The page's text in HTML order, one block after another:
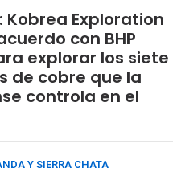
Kobrea Exploration
con BHP
explorar los siete
de cobre que la
controla en el
Y SIERRA CHATA